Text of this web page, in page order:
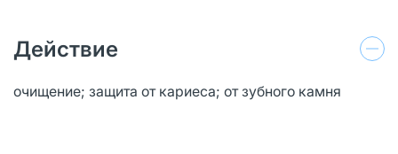
Действие
очищение; защита от кариеса; от зубного камня